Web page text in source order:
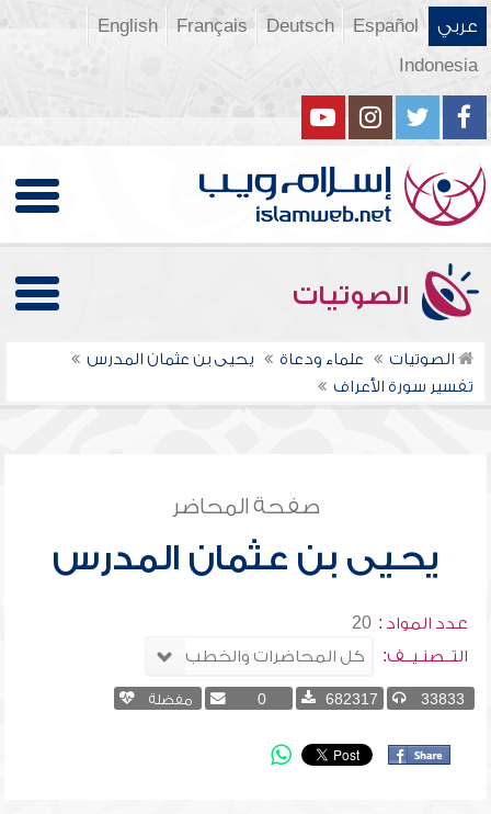
عربي Español
Deutsch
Français
English
Indonesia
الصوتيات
الصوتيات علماء ودعاة
يحيى بن عثمان المدرس
تفسير سورة الأعراف
صفحة المحاضر
يحيى بن عثمان المدرس
عدد المواد : 20
التــصنـيــف:
33833
682317
0 مفضلة